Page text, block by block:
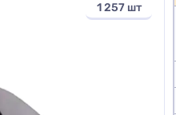
1 257 шт